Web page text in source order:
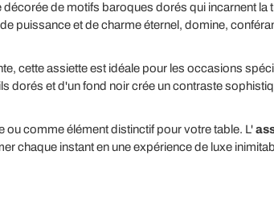
de motifs baroques dorés qui incarnent la
puissance et de charme éternel, domine,
cette assiette est idéale pour les occasions
et d'un fond noir crée un contraste
ou comme élément distinctif pour votre table. L'
chaque instant en une expérience de luxe